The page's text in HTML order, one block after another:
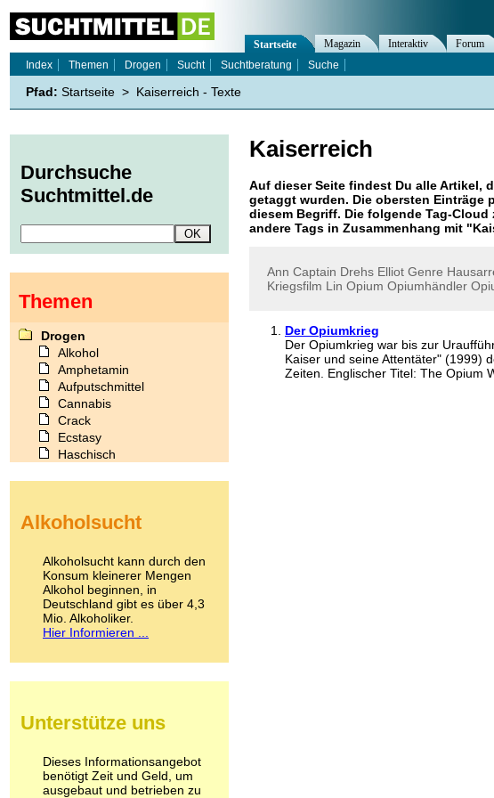
Kaiserreich
Auf dieser Seite findest Du alle Artikel,
getaggt wurden. Die obersten Einträge
diesem Begriff. Die folgende Tag-
andere Tags in Zusammenhang mit "
Ann Captain Drehs Elliot Genre
Kriegsfilm Lin Opium Opiumhändler
Der Opiumkrieg
Der Opiumkrieg war bis zur
Kaiser und seine Attentäter" (1999)
Zeiten. Englischer Titel: The Opium
Startseite Magazin Interaktiv Forum
Index
Themen Drogen Sucht Suchtberatung Suche
Pfad: Startseite > Kaiserreich - Texte
Durchsuche
Suchtmittel.de
Themen
Drogen
Alkohol
Amphetamin
Aufputschmittel
Cannabis
Crack
Ecstasy
Haschisch
Kokain
LSD
Marihuana
Medikamente
Meskalin
Metamphetamin
Methadon
Pilze
Psychopharmaka
Schlafmittel
Schmerzmittel
Alkoholsucht
Alkoholsucht kann durch den
Konsum kleinerer Mengen
Alkohol beginnen, in
Deutschland gibt es über 4,3
Mio. Alkoholiker.
Hier Informieren ...
Unterstütze uns
Dieses Informationsangebot
benötigt Zeit und Geld, um
ausgebaut und betrieben zu